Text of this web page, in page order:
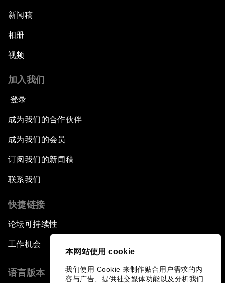
本网站使用 cookie
我们使用 Cookie 来制作贴合用户需求的内
容与广告、提供社交媒体功能以及分析我们
新闻稿
相册
视频
加入我们
登录
成为我们的合作伙伴
成为我们的会员
订阅我们的新闻稿
联系我们
快捷链接
论坛可持续性
工作机会
语言版本